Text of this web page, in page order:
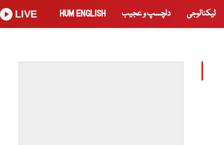
ٹیکنالوجی دلچسپ و عجیب HUM ENGLISH
LIVE